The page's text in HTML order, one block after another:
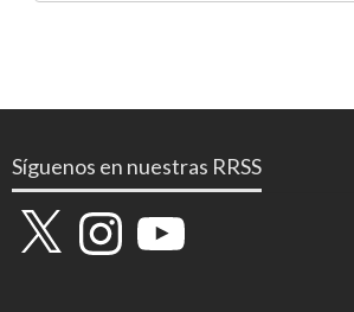
Síguenos en nuestras RRSS
X InstagramYouTube